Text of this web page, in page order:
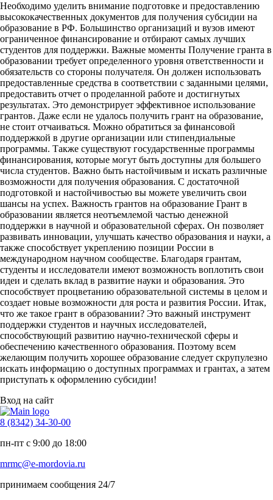
Необходимо уделить внимание подготовке и предоставлению
высококачественных документов для получения субсидии на
образование в РФ. Большинство организаций и вузов имеют
ограниченное финансирование и отбирают самых лучших
студентов для поддержки. Важные моменты Получение гранта в
образовании требует определенного уровня ответственности и
обязательств со стороны получателя. Он должен использовать
предоставленные средства в соответствии с заданными целями,
предоставить отчет о проделанной работе и достигнутых
результатах. Это демонстрирует эффективное использование
грантов. Даже если не удалось получить грант на образование,
не стоит отчаиваться. Можно обратиться за финансовой
поддержкой в другие организации или стипендиальные
программы. Также существуют государственные программы
финансирования, которые могут быть доступны для большего
числа студентов. Важно быть настойчивым и искать различные
возможности для получения образования. С достаточной
подготовкой и настойчивостью вы можете увеличить свои
шансы на успех. Важность грантов на образование Грант в
образовании является неотъемлемой частью денежной
поддержки в научной и образовательной сферах. Он позволяет
развивать инновации, улучшать качество образования и науки, а
также способствует укреплению позиции России в
международном научном сообществе. Благодаря грантам,
студенты и исследователи имеют возможность воплотить свои
идеи и сделать вклад в развитие науки и образования. Это
способствует процветанию образовательной системы в целом и
создает новые возможности для роста и развития России. Итак,
что же такое грант в образовании? Это важный инструмент
поддержки студентов и научных исследователей,
способствующий развитию научно-технической сферы и
обеспечению качественного образования. Поэтому всем
желающим получить хорошее образование следует скрупулезно
искать информацию о доступных программах и грантах, а затем
приступать к оформлению субсидии!
Вход на сайт
8 (8342) 34-30-00
пн-пт с 9:00 до 18:00
mrmc@e-mordovia.ru
принимаем сообщения 24/7